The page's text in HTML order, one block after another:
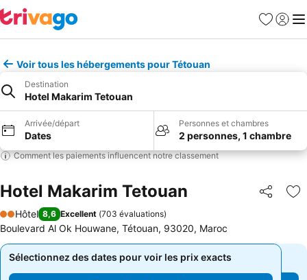
Favoris
Se
Voir tous les hébergements pour Tétouan
Destination
Hotel Makarim Tetouan
Arrivée/départ
Dates
Personnes et chambres
2 personnes, 1 chambre
Comment les paiements influencent notre classement
Hotel Makarim Tetouan Partager
2 Étoiles
Hôtel 8,6 Excellent (703 évaluations)
Boulevard Al Ok Houwane, Tétouan, 93020, Maroc
Sélectionnez des dates pour voir les prix exacts
Sélectionnez des dates pour voir les prix exacts